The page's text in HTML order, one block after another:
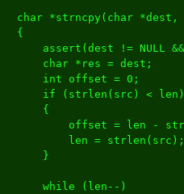
char *strncpy( char *dest ,
{
	assert
(dest != NULL &&
char * res = dest ;
int offset = 0 ;
if
( strlen ( src ) < len )
{
		offset
= len -
		len
= strlen ( src );
}
while ( len --)